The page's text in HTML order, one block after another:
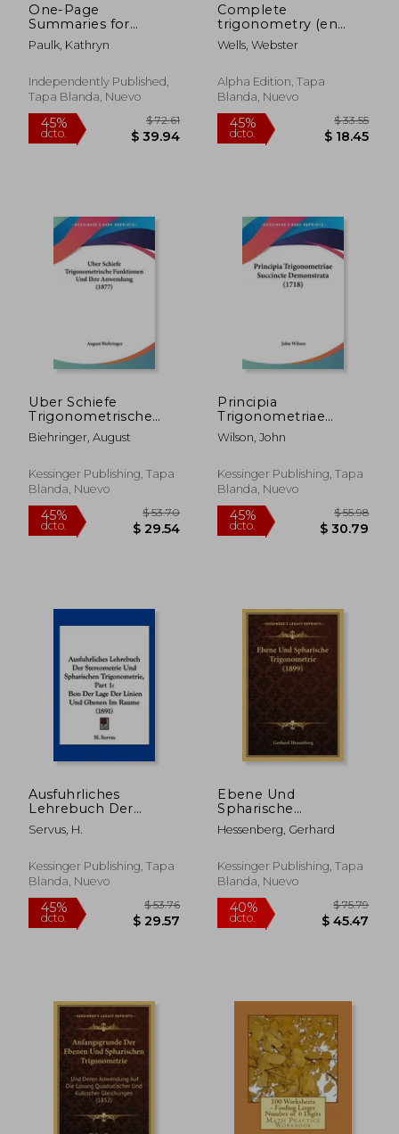
One-Page
Summaries for
Algebra, Geometry,
and Pre-Calculus, 2nd
Paulk, Kathryn
Independently Published,
Tapa Blanda, Nuevo
45%
Complete
trigonometry (en
Inglés)
Wells, Webster
Alpha Edition, Tapa
Blanda, Nuevo
45%
Uber Schiefe
Trigonometrische
Funktionen Und Ihre
Anwendung (1877)
Biehringer, August
Kessinger Publishing, Tapa
Blanda, Nuevo
45%
dcto.
Principia
Trigonometriae
Succincte
Demonstrata (1718)
Wilson, John
Kessinger Publishing, Tapa
Blanda, Nuevo
45%
dcto.
Ausfuhrliches
Lehrebuch Der
Stereometrie Und
Spharischen
Bon Der Lage Der
Linien Und Gbenen
Alemán)
Servus, H.
Kessinger Publishing, Tapa
Blanda, Nuevo
Ebene Und
Spharische
Trigonometrie (1899)
(en Alemán)
Hessenberg, Gerhard
Kessinger Publishing, Tapa
Blanda, Nuevo